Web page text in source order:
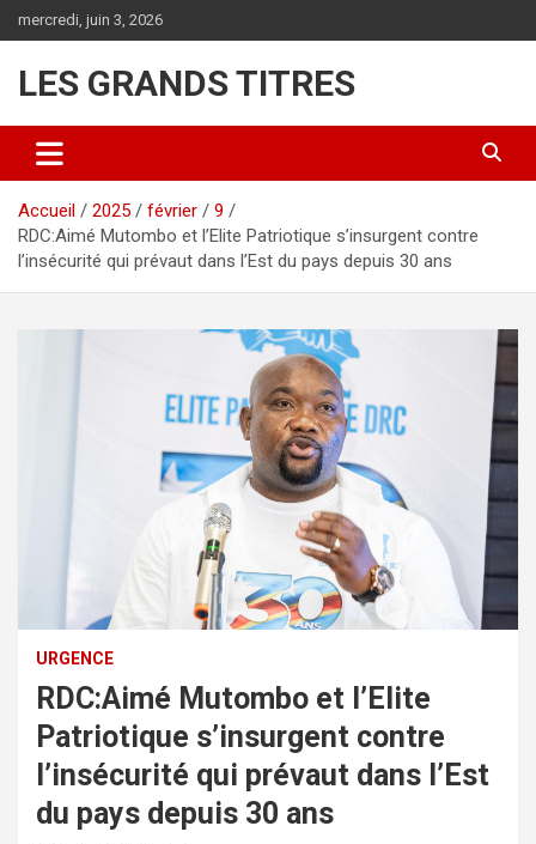
au
mercredi, juin 3, 2026
LES GRANDS TITRES
Accueil 2025 février
9
RDC:Aimé Mutombo et l’Elite Patriotique s’insurgent contre
l’insécurité qui prévaut dans l’Est du pays depuis 30 ans
URGENCE
RDC:Aimé Mutombo et l’Elite
Patriotique s’insurgent contre
l’insécurité qui prévaut dans l’Est
du pays depuis 30 ans